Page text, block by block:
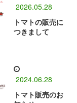
2026.05.28
トマトの販売に
つきまして
2024.06.28
トマト販売のお